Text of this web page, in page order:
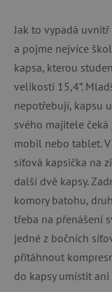
Jak to vypadá
a pojme nejvíce
kapsa, kterou
velikosti 15,4”.
nepotřebují, kapsu
svého majitele
mobil nebo tablet.
síťová kapsička na
další dvě kapsy.
komory batohu,
třeba na přenášení
jedné z bočních
přitáhnout
do kapsy umístit